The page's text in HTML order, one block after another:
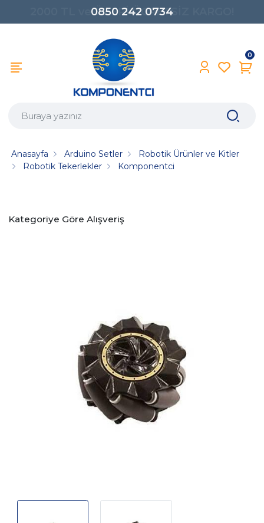
0850 242 0734
0
Anasayfa Arduino Setler
Robotik Ürünler ve Kitler
Robotik Tekerlekler
Komponentci
Kategoriye Göre Alışveriş